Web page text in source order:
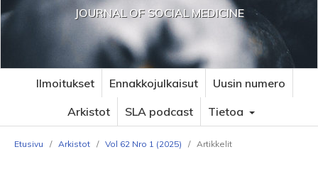
JOURNAL OF SOCIAL MEDICINE
Ilmoitukset Ennakkojulkaisut
Uusin numero
Arkistot
SLA podcast Tietoa
Etusivu / Arkistot / Vol 62 Nro 1 (2025) / Artikkelit